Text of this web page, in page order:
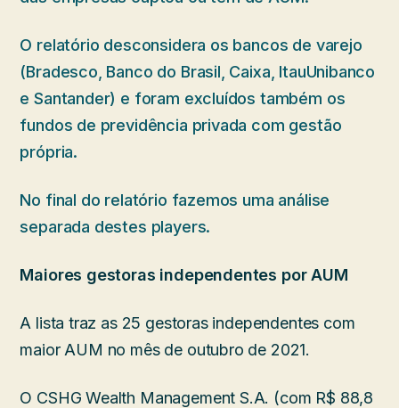
O relatório desconsidera os bancos de varejo
(Bradesco, Banco do Brasil, Caixa, ItauUnibanco
e Santander) e foram excluídos também os
fundos de previdência privada com gestão
própria.
No final do relatório fazemos uma análise
separada destes players.
Maiores gestoras independentes por AUM
A lista traz as 25 gestoras independentes com
maior AUM no mês de outubro de 2021.
O CSHG Wealth Management S.A. (com R$ 88,8